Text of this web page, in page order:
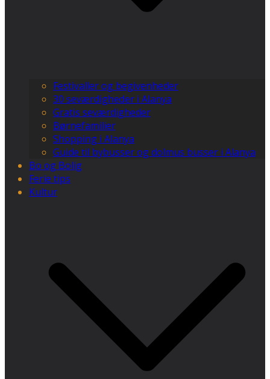
Festivaller og begivenheder
30 seværdigheder i Alanya
Gratis seværdigheder
Børnefamilier
Shopping i Alanya
Guide til bybusser og dolmus busser i Alanya
Bo og Bolig
Ferie tips
Kultur